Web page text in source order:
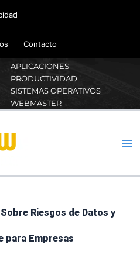
Contacto
APLICACIONES
PRODUCTIVIDAD
SISTEMAS OPERATIVOS
WEBMASTER
Riesgos de Datos y
para Empresas